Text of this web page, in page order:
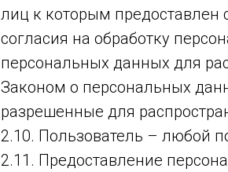
лиц к которым предоставлен
согласия на обработку
персональных данных для
Законом о персональных
разрешенные для
2.10. Пользователь – любой
2.11. Предоставление